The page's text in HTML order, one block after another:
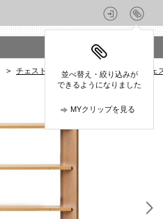
並べ替え・絞り込みが
できるようになりました
MYクリップを見る
> チェスト シラカワ(shirakawa)のチェ